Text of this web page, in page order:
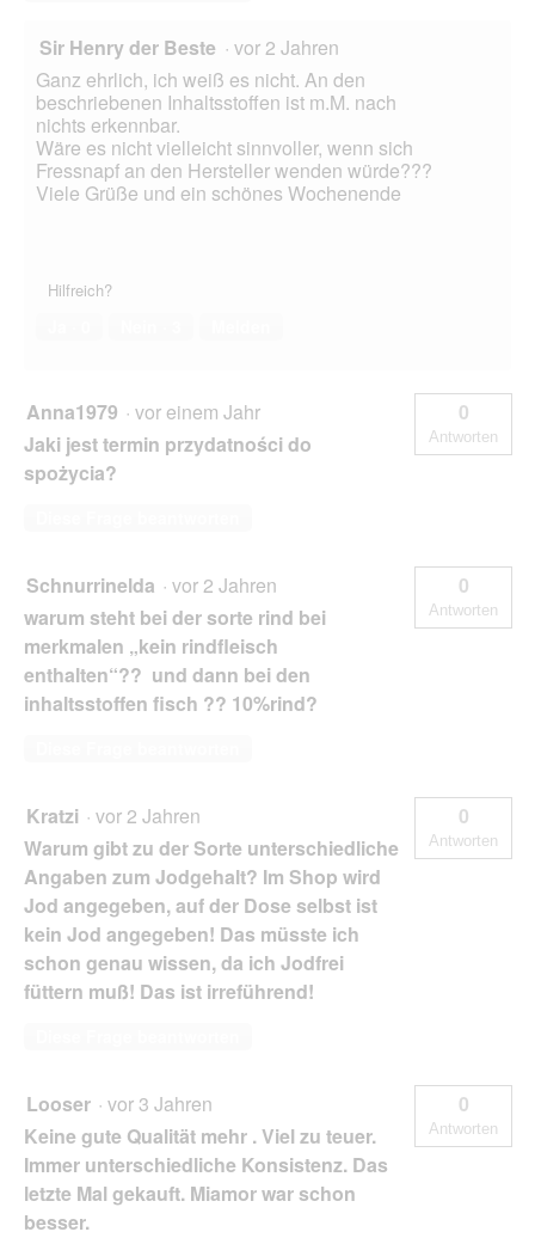
Sir Henry der Beste · vor 2 Jahren
Ganz ehrlich, ich weiß es nicht. An den
beschriebenen Inhaltsstoffen ist m.M. nach
nichts erkennbar.
Wäre es nicht vielleicht sinnvoller, wenn sich
Fressnapf an den Hersteller wenden würde???
Viele Grüße und ein schönes Wochenende
Hilfreich?
Anna1979 · vor einem Jahr
Jaki jest termin przydatności do
spożycia?
0
Antworten
Schnurrinelda · vor 2 Jahren
warum steht bei der sorte rind bei
merkmalen „kein rindfleisch
enthalten“?? und dann bei den
inhaltsstoffen fisch ?? 10%rind?
0
Antworten
Kratzi · vor 2 Jahren
Warum gibt zu der Sorte unterschiedliche
Angaben zum Jodgehalt? Im Shop wird
Jod angegeben, auf der Dose selbst ist
kein Jod angegeben! Das müsste ich
schon genau wissen, da ich Jodfrei
füttern muß! Das ist irreführend!
0
Antworten
Looser · vor 3 Jahren
Keine gute Qualität mehr . Viel zu teuer.
Immer unterschiedliche Konsistenz. Das
letzte Mal gekauft. Miamor war schon
besser.
0
Antworten